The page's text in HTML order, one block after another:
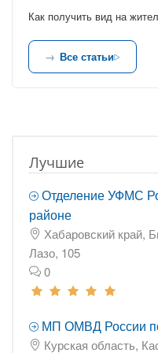
Как получить вид на
Все статьи
Лучшие
Отделение УФМС
районе
Хабаровский край,
Лазо, 105
0
МП ОМВД России
Курская область,